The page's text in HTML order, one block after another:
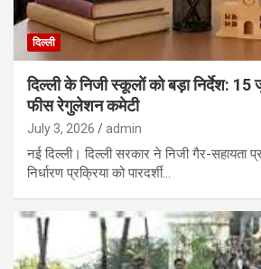
दिल्ली
दिल्ली के निजी स्कूलों को बड़ा निर्देश: 15
फीस रेगुलेशन कमेटी
July 3, 2026 admin
नई दिल्ली। दिल्ली सरकार ने निजी गैर-सहायता
निर्धारण प्रक्रिया को पारदर्शी…